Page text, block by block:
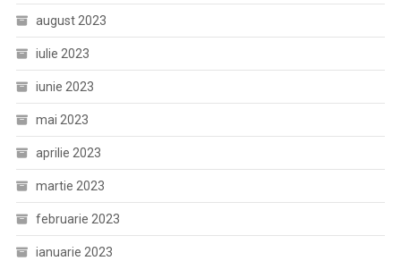
august 2023
iulie 2023
iunie 2023
mai 2023
aprilie 2023
martie 2023
februarie 2023
ianuarie 2023